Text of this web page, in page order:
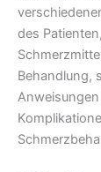
des
Behandlung,